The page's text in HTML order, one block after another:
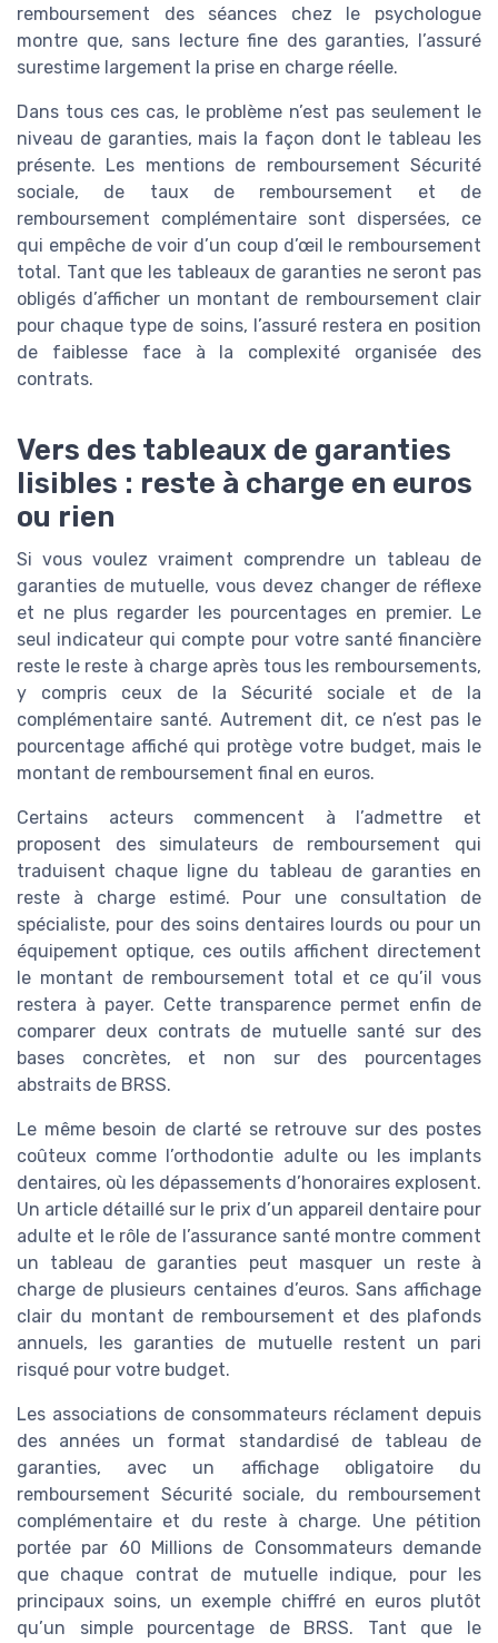
remboursement des séances chez le psychologue
montre que, sans lecture fine des garanties, l’assuré
surestime largement la prise en charge réelle.
Dans tous ces cas, le problème n’est pas seulement le
niveau de garanties, mais la façon dont le tableau les
présente. Les mentions de remboursement Sécurité
sociale, de taux de remboursement et de
remboursement complémentaire sont dispersées, ce
qui empêche de voir d’un coup d’œil le remboursement
total. Tant que les tableaux de garanties ne seront pas
obligés d’afficher un montant de remboursement clair
pour chaque type de soins, l’assuré restera en position
de faiblesse face à la complexité organisée des
contrats.
Vers des tableaux de garanties
lisibles : reste à charge en euros
ou rien
Si vous voulez vraiment comprendre un tableau de
garanties de mutuelle, vous devez changer de réflexe
et ne plus regarder les pourcentages en premier. Le
seul indicateur qui compte pour votre santé financière
reste le reste à charge après tous les remboursements,
y compris ceux de la Sécurité sociale et de la
complémentaire santé. Autrement dit, ce n’est pas le
pourcentage affiché qui protège votre budget, mais le
montant de remboursement final en euros.
Certains acteurs commencent à l’admettre et
proposent des simulateurs de remboursement qui
traduisent chaque ligne du tableau de garanties en
reste à charge estimé. Pour une consultation de
spécialiste, pour des soins dentaires lourds ou pour un
équipement optique, ces outils affichent directement
le montant de remboursement total et ce qu’il vous
restera à payer. Cette transparence permet enfin de
comparer deux contrats de mutuelle santé sur des
bases concrètes, et non sur des pourcentages
abstraits de BRSS.
Le même besoin de clarté se retrouve sur des postes
coûteux comme l’orthodontie adulte ou les implants
dentaires, où les dépassements d’honoraires explosent.
Un article détaillé sur le prix d’un appareil dentaire pour
adulte et le rôle de l’assurance santé montre comment
un tableau de garanties peut masquer un reste à
charge de plusieurs centaines d’euros. Sans affichage
clair du montant de remboursement et des plafonds
annuels, les garanties de mutuelle restent un pari
risqué pour votre budget.
Les associations de consommateurs réclament depuis
des années un format standardisé de tableau de
garanties, avec un affichage obligatoire du
remboursement Sécurité sociale, du remboursement
complémentaire et du reste à charge. Une pétition
portée par 60 Millions de Consommateurs demande
que chaque contrat de mutuelle indique, pour les
principaux soins, un exemple chiffré en euros plutôt
qu’un simple pourcentage de BRSS. Tant que le